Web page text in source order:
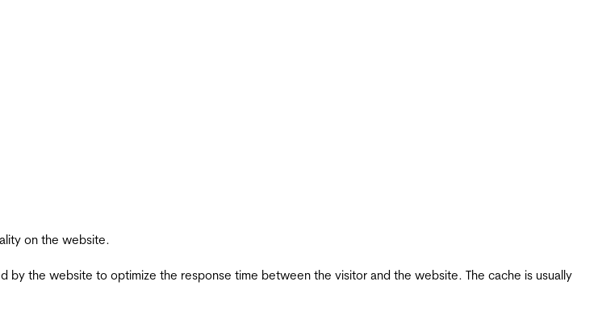
on the website.
by the website to optimize the response time between the visitor and the website. The cache is usually